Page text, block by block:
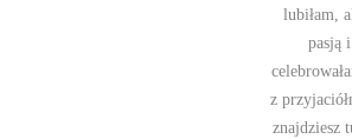
lubiłam,
pasją
z
znajdziesz